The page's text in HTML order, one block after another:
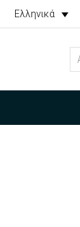
Ελληνικά